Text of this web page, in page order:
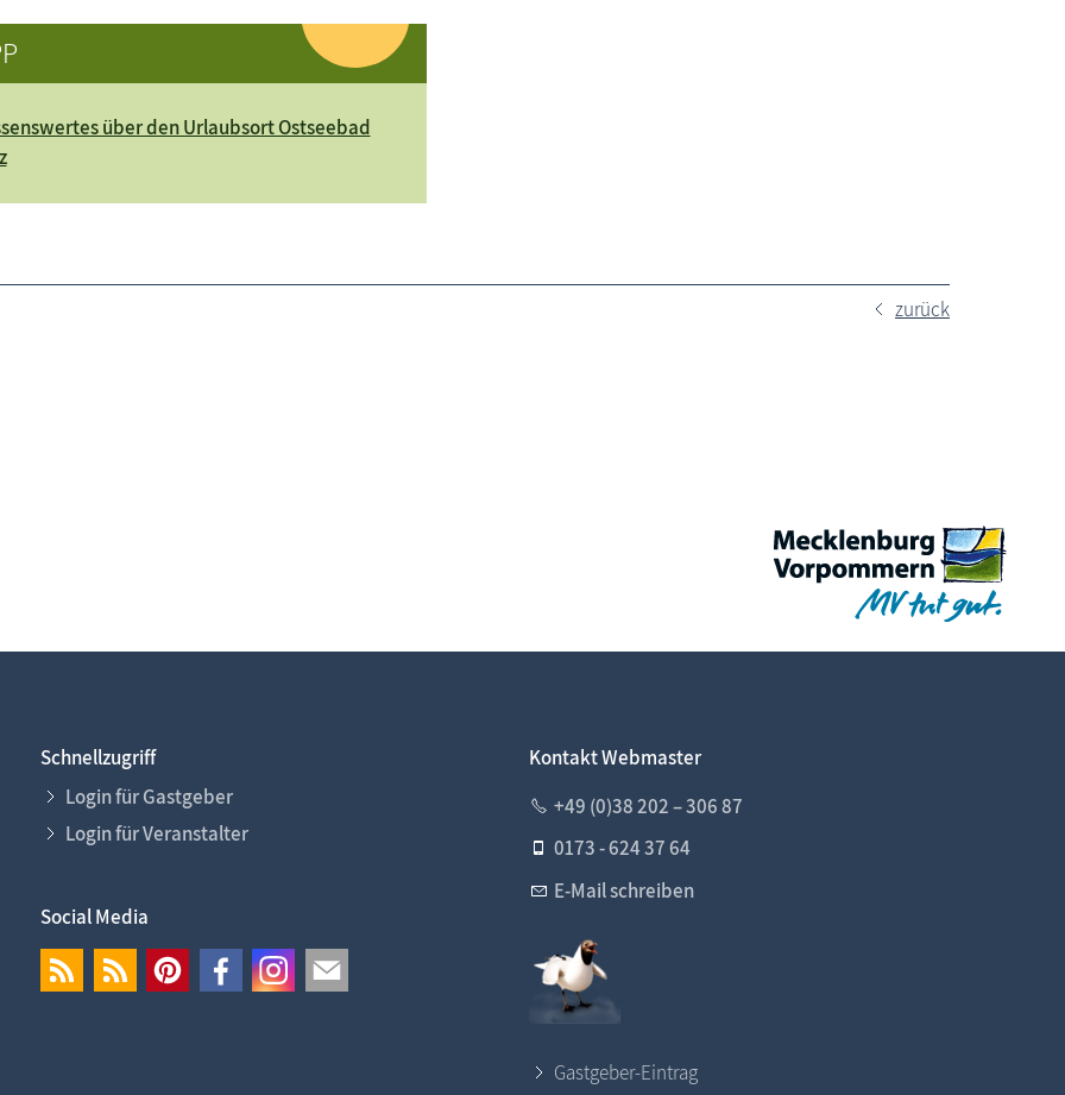
über den Urlaubsort Ostseebad
zurück
Schnellzugriff
Login für Gastgeber
Login für Veranstalter
Social Media
Kontakt Webmaster
+49 (0)38 202 – 306 87
0173 - 624 37 64
E-Mail schreiben
Gastgeber-Eintrag